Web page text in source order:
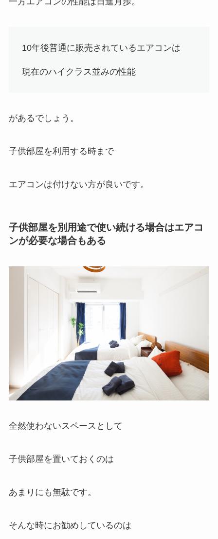
10年後普通に販売されているエアコンは
現在のハイクラス並みの性能
があるでしょう。
子供部屋を利用する時まで
エアコンは付けない方が良いです。
子供部屋を別用途で使い続ける場合はエアコ
ンが必要な場合もある
全然使わないスペースとして
子供部屋を置いておくのは
あまりにも無駄です。
そんな時にお勧めしているのは